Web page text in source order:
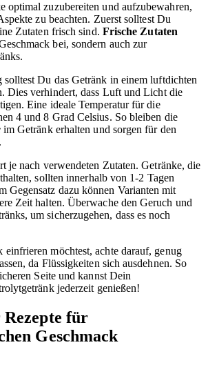
optimal zuzubereiten und aufzubewahren,
zu beachten. Zuerst solltest Du
Zutaten frisch sind. Frische Zutaten
bei, sondern auch zur
Du das Getränk in einem luftdichten
Dies verhindert, dass Luft und Licht die
Eine ideale Temperatur für die
4 und 8 Grad Celsius. So bleiben die
im Getränk erhalten und sorgen für den
je nach verwendeten Zutaten. Getränke, die
sollten innerhalb von 1-2 Tagen
Gegensatz dazu können Varianten mit
Zeit halten. Überwache den Geruch und
um sicherzugehen, dass es noch
einfrieren möchtest, achte darauf, genug
da Flüssigkeiten sich ausdehnen. So
Seite und kannst Dein
jederzeit genießen!
für
Geschmack